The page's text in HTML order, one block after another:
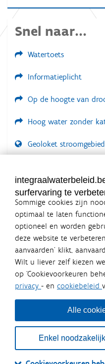
Snel naar...
Watertoets
Informatieplicht
Op de hoogte van
Hoog water zonder
Geoloket
LOGIN VEREIST
surfervaring te
Sommige cookies zijn
optimaal te laten
optioneel en worden
deze website te
aanvaarden’ klikt,
Wilt u liever zelf kiezen
op ‘Cookievoorkeuren
privacy - en cookiebeleid
Alle
Enkel
officiële website van
overheid
uitgegeven door
Waterbeleid
De Coördinatiecommissie
bestuursniveaus die bij het
waterbedrijven nemen deel aan
samenwerking zorgt voor een
geïntegreerde aanpak van het
in Vlaanderen.
OVER CIW DISCLAIMER